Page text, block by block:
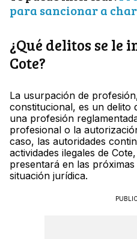
para sancionar a
¿Qué delitos se
Cote?
La usurpación de
constitucional, es un delito
una profesión
profesional o la
caso, las autoridades
actividades ilegales de
presentará en las
situación jurídica.